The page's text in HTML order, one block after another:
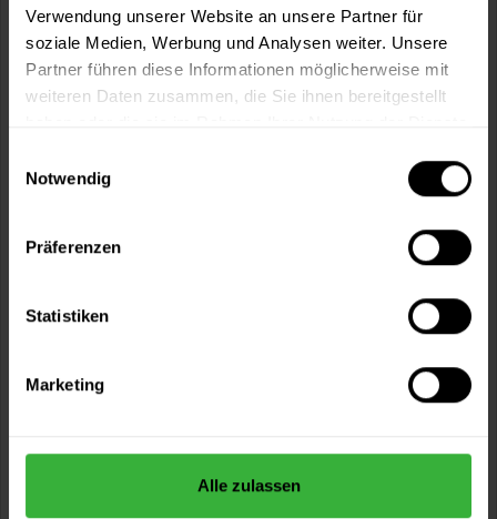
Verwendung unserer Website an unsere Partner für
soziale Medien, Werbung und Analysen weiter. Unsere
Partner führen diese Informationen möglicherweise mit
weiteren Daten zusammen, die Sie ihnen bereitgestellt
Notwendig
Präferenzen
Statistiken
Marketing
Alle zulassen
In denWarenkorb
Merken Fragen zum Artikel?
Kostenloser Versand ab 60 EUR
Persönliche Beratung unter040 60 77 65 23